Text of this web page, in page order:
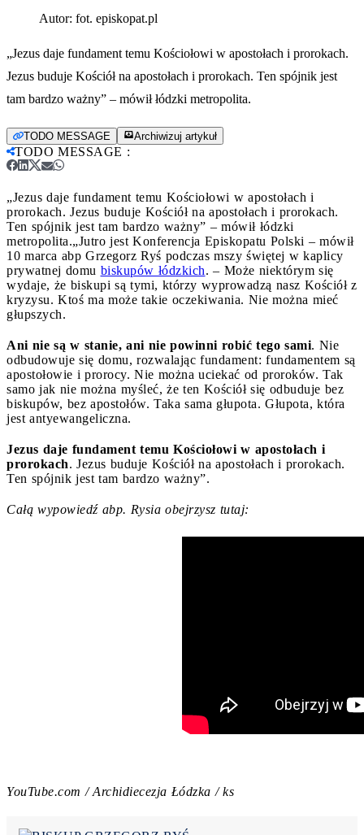
Autor: fot. episkopat.pl
„Jezus daje fundament temu Kościołowi w apostołach i prorokach.
Jezus buduje Kościół na apostołach i prorokach. Ten spójnik jest
tam bardzo ważny” – mówił łódzki metropolita.
TODO MESSAGE Archiwizuj artykuł
TODO MESSAGE :
„Jezus daje fundament temu Kościołowi w apostołach i
prorokach. Jezus buduje Kościół na apostołach i prorokach.
Ten spójnik jest tam bardzo ważny” – mówił łódzki
metropolita.„Jutro jest Konferencja Episkopatu Polski – mówił
10 marca abp Grzegorz Ryś podczas mszy świętej w kaplicy
prywatnej domu biskupów łódzkich. – Może niektórym się
wydaje, że biskupi są tymi, którzy wyprowadzą nasz Kościół z
kryzysu. Ktoś ma może takie oczekiwania. Nie można mieć
głupszych.
Ani nie są w stanie, ani nie powinni robić tego sami. Nie
odbudowuje się domu, rozwalając fundament: fundamentem są
apostołowie i prorocy. Nie można uciekać od proroków. Tak
samo jak nie można myśleć, że ten Kościół się odbuduje bez
biskupów, bez apostołów. Taka sama głupota. Głupota, która
jest antyewangeliczna.
Jezus daje fundament temu Kościołowi w apostołach i
prorokach. Jezus buduje Kościół na apostołach i prorokach.
Ten spójnik jest tam bardzo ważny”.
Całą wypowiedź abp. Rysia obejrzysz tutaj:
YouTube.com / Archidiecezja Łódzka / ks